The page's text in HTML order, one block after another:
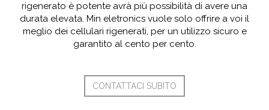
rigenerato è potente avrà più possibilità di avere una
durata elevata. Min eletronics vuole solo offrire a voi il
meglio dei cellulari rigenerati, per un utilizzo sicuro e
garantito al cento per cento.
CONTATTACI SUBITO